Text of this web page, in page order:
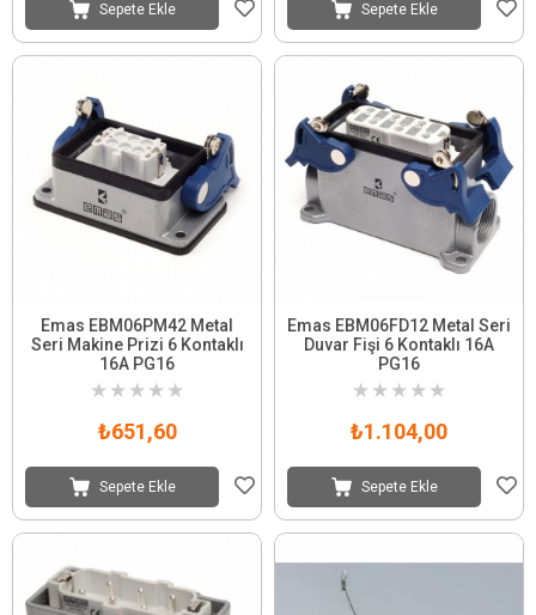
Sepete Ekle Sepete Ekle
Emas EBM06PM42 Metal
Seri Makine Prizi 6 Kontaklı
16A PG16
★ ★ ★ ★ ★
₺651,60
Sepete Ekle
Emas EBM06FD12 Metal Seri
Duvar Fişi 6 Kontaklı 16A
PG16
★ ★ ★ ★ ★
₺1.104,00
Sepete Ekle